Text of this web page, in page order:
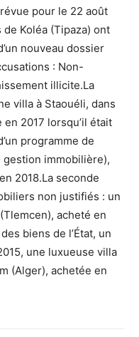
pour le 22 août
Koléa (Tipaza) ont
nouveau dossier
: Non-
illicite.La
villa à Staouéli, dans
en 2017 lorsqu’il était
programme de
gestion immobilière),
2018.La seconde
non justifiés : un
acheté en
biens de l’État, un
une luxueuse villa
(Alger), achetée en